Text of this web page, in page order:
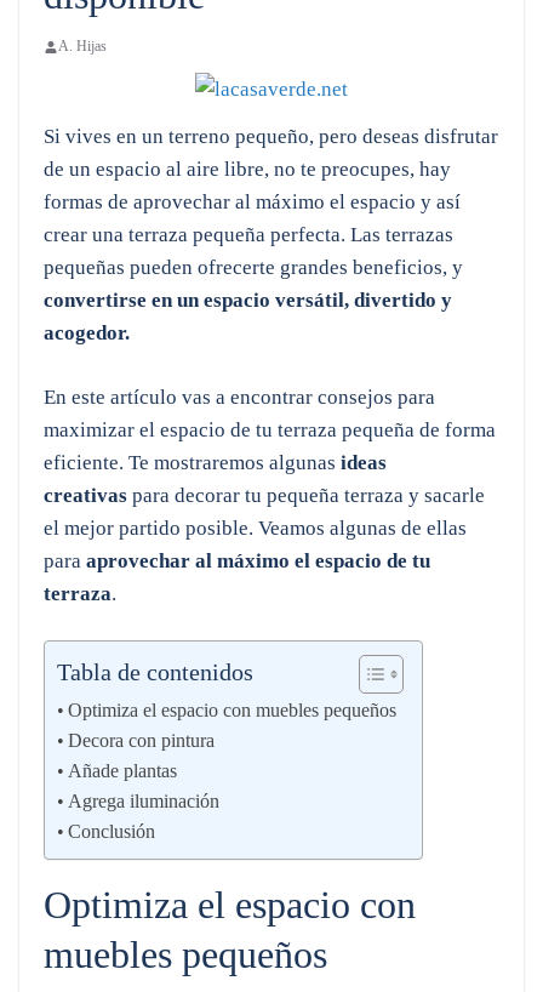
A. Hijas
Si vives en un terreno pequeño, pero deseas disfrutar
de un espacio al aire libre, no te preocupes, hay
formas de aprovechar al máximo el espacio y así
crear una terraza pequeña perfecta. Las terrazas
pequeñas pueden ofrecerte grandes beneficios, y
convertirse en un espacio versátil, divertido y
acogedor.
En este artículo vas a encontrar consejos para
maximizar el espacio de tu terraza pequeña de forma
eficiente. Te mostraremos algunas ideas
creativas para decorar tu pequeña terraza y sacarle
el mejor partido posible. Veamos algunas de ellas
para aprovechar al máximo el espacio de tu
terraza.
Tabla de contenidos
Optimiza el espacio con muebles pequeños
Decora con pintura
Añade plantas
Agrega iluminación
Conclusión
Optimiza el espacio con
muebles pequeños